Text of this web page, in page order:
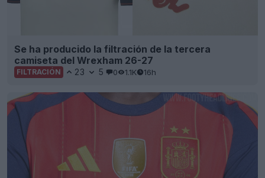
Se ha producido la filtración de la tercera
camiseta del Wrexham 26-27
FILTRACIÓN 23 5 0 1.1K 16h